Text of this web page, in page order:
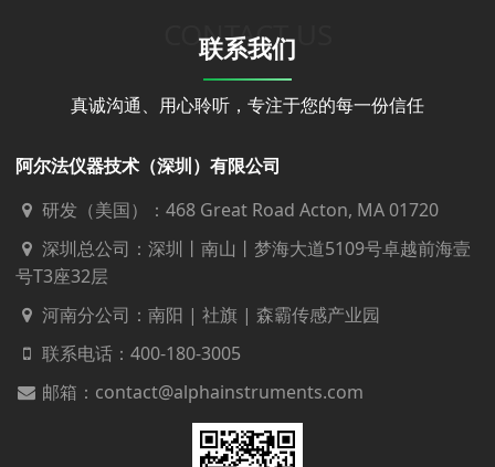
联系我们
CONTACT US
真诚沟通、用心聆听，专注于您的每一份信任
阿尔法仪器技术（深圳）有限公司
研发（美国）：468 Great Road Acton, MA 01720
深圳总公司：深圳丨南山丨梦海大道5109号卓越前海壹
号T3座32层
河南分公司：南阳 | 社旗 | 森霸传感产业园
联系电话： 400-180-3005
邮箱：contact@alphainstruments.com